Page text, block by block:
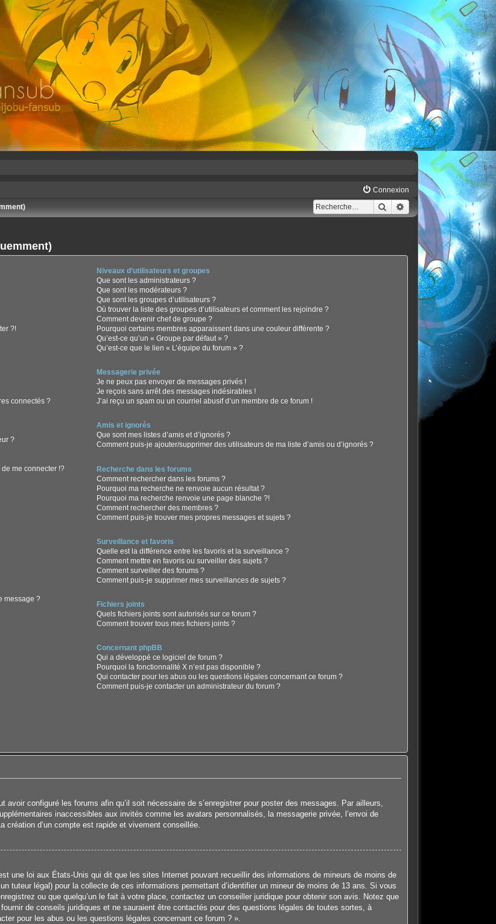
Connexion
RechercherRecherche avancée
?!
connectés ?
?
me connecter !?
message ?
Niveaux d’utilisateurs et groupes
Que sont les administrateurs ?
Que sont les modérateurs ?
Que sont les groupes d’utilisateurs ?
Où trouver la liste des groupes d’utilisateurs et comment les rejoindre ?
Comment devenir chef de groupe ?
Pourquoi certains membres apparaissent dans une couleur différente ?
Qu’est-ce qu’un « Groupe par défaut » ?
Qu’est-ce que le lien « L’équipe du forum » ?
Messagerie privée
Je ne peux pas envoyer de messages privés !
Je reçois sans arrêt des messages indésirables !
J’ai reçu un spam ou un courriel abusif d’un membre de ce forum !
Amis et ignorés
Que sont mes listes d’amis et d’ignorés ?
Comment puis-je ajouter/supprimer des utilisateurs de ma liste d’amis ou d’ignorés ?
Recherche dans les forums
Comment rechercher dans les forums ?
Pourquoi ma recherche ne renvoie aucun résultat ?
Pourquoi ma recherche renvoie une page blanche ?!
Comment rechercher des membres ?
Comment puis-je trouver mes propres messages et sujets ?
Surveillance et favoris
Quelle est la différence entre les favoris et la surveillance ?
Comment mettre en favoris ou surveiller des sujets ?
Comment surveiller des forums ?
Comment puis-je supprimer mes surveillances de sujets ?
Fichiers joints
Quels fichiers joints sont autorisés sur ce forum ?
Comment trouver tous mes fichiers joints ?
Concernant phpBB
Qui a développé ce logiciel de forum ?
Pourquoi la fonctionnalité X n’est pas disponible ?
Qui contacter pour les abus ou les questions légales concernant ce forum ?
Comment puis-je contacter un administrateur du forum ?
configuré les forums afin qu’il soit nécessaire de s’enregistrer pour poster des messages. Par ailleurs,
inaccessibles aux invités comme les avatars personnalisés, la messagerie privée, l’envoi de
d’un compte est rapide et vivement conseillée.
une loi aux États-Unis qui dit que les sites Internet pouvant recueillir des informations de mineurs de moins de
tuteur légal) pour la collecte de ces informations permettant d’identifier un mineur de moins de 13 ans. Si vous
ou que quelqu’un le fait à votre place, contactez un conseiller juridique pour obtenir son avis. Notez que
de conseils juridiques et ne sauraient être contactés pour des questions légales de toutes sortes, à
pour les abus ou les questions légales concernant ce forum ? ».